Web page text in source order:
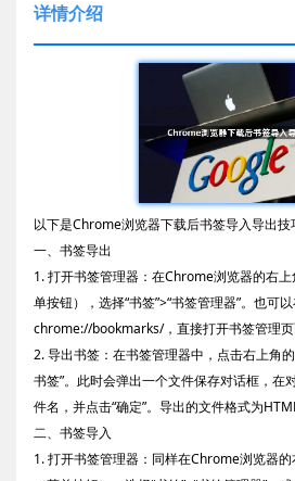
详情介绍
以下是Chrome浏览器下载后书签导入导出技
一、书签导出
1. 打开书签管理器：在Chrome浏览器的右
单按钮），选择“书签”>“书签管理器”。也可
chrome://bookmarks/，直接打开书签管理页
2. 导出书签：在书签管理器中，点击右上角
书签”。此时会弹出一个文件保存对话框，在
件名，并点击“确定”。导出的文件格式为HTML
二、书签导入
1. 打开书签管理器：同样在Chrome浏览器